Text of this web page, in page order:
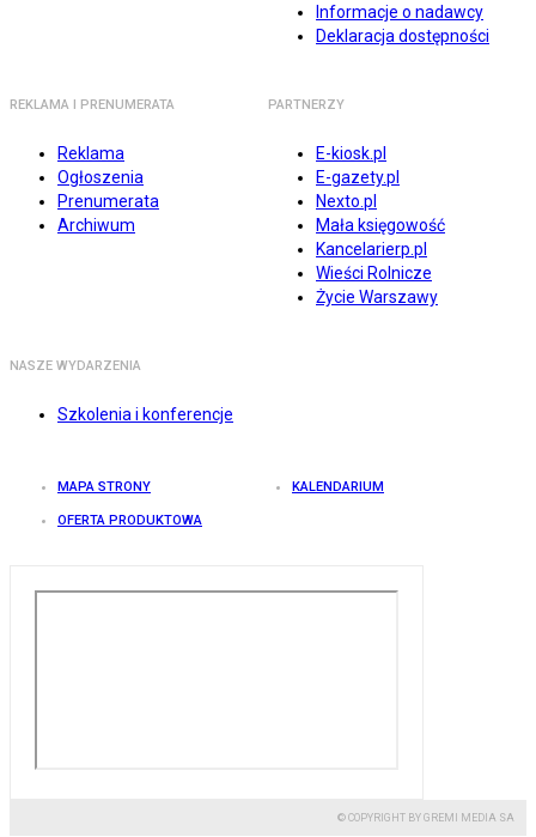
Informacje o nadawcy
Deklaracja dostępności
REKLAMA I PRENUMERATA
Reklama
Ogłoszenia
Prenumerata
Archiwum
PARTNERZY
E-kiosk.pl
E-gazety.pl
Nexto.pl
Mała księgowość
Kancelarierp.pl
Wieści Rolnicze
Życie Warszawy
NASZE WYDARZENIA
Szkolenia i konferencje
MAPA STRONY KALENDARIUM
OFERTA PRODUKTOWA
© COPYRIGHT BY GREMI MEDIA SA